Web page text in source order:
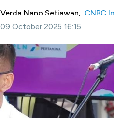
Verda Nano Setiawan, CNBC
09 October 2025 16:15